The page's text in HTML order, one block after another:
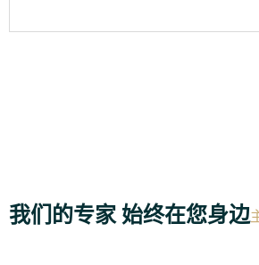
我们的专家 始终在您身边